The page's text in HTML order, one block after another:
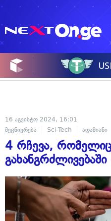
16 აგვისტო 2024, 16:01
მეცნიერება
Sci-Tech ადამიანი
4 რჩევა,